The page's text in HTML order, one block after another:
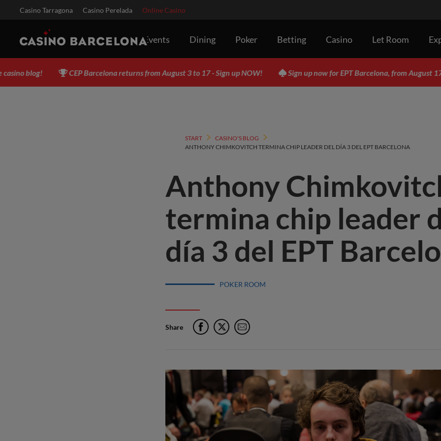
Casino Tarragona Casino Perelada Online Casino
Events Dining Poker Betting Casino Let Room
CEP Barcelona returns from August 3 to 17 - Sign up NOW! Sign up now for EPT Barcelona, from August 17 to 29!
START
CASINO'S BLOG
ANTHONY CHIMKOVITCH TERMINA CHIP LEADER DEL DÍA 3 DEL EPT BARCELONA
Anthony
termina chip leader
día 3 del EPT
POKER ROOM
Share Facebook
X